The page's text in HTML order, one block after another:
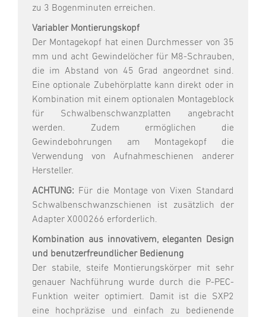
zu 3 Bogenminuten erreichen.
Variabler Montierungskopf
Der Montagekopf hat einen Durchmesser von 35
mm und acht Gewindelöcher für M8-Schrauben,
die im Abstand von 45 Grad angeordnet sind.
Eine optionale Zubehörplatte kann direkt oder in
Kombination mit einem optionalen Montageblock
für Schwalbenschwanzplatten angebracht
werden. Zudem ermöglichen die
Gewindebohrungen am Montagekopf die
Verwendung von Aufnahmeschienen anderer
Hersteller.
ACHTUNG: Für die Montage von Vixen Standard
Schwalbenschwanzschienen ist zusätzlich der
Adapter X000266 erforderlich.
Kombination aus innovativem, eleganten Design
und benutzerfreundlicher Bedienung
Der stabile, steife Montierungskörper mit sehr
genauer Nachführung wurde durch die P-PEC-
Funktion weiter optimiert. Damit ist die SXP2
eine hochpräzise und einfach zu bedienende